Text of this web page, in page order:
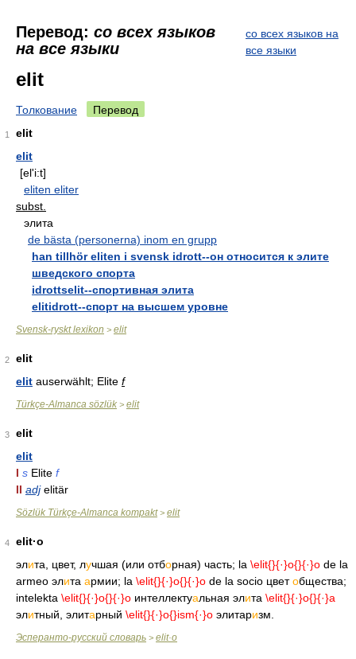
Перевод: со всех языков
на все языки
со всех языков на
все языки
elit
Толкование Перевод
1
elit
elit
[el'i:t]
eliten eliter
subst.
элита
de bästa (personerna) inom en grupp
han tillhör eliten i svensk idrott--он относится к элите
шведского спорта
idrottselit--спортивная элита
elitidrott--спорт на высшем уровне
Svensk-ryskt lexikon > elit
2
elit
elit auserwählt; Elite f
Türkçe-Almanca sözlük > elit
3
elit
elit
I s Elite f
II adj elitär
Sözlük Türkçe-Almanca kompakt> elit
4
elit·o
элита, цвет, лучшая (или отборная) часть; la \elit{}{·}o{}{·}o de la
armeo элита армии; la \elit{}{·}o{}{·}o de la socio цветобщества;
intelekta \elit{}{·}o{}{·}o интеллектуальная элита \elit{}{·}o{}{·}a
элитный, элитарный \elit{}{·}o{}ism{·}o элитаризм.
Эсперанто-русский словарь > elit·o